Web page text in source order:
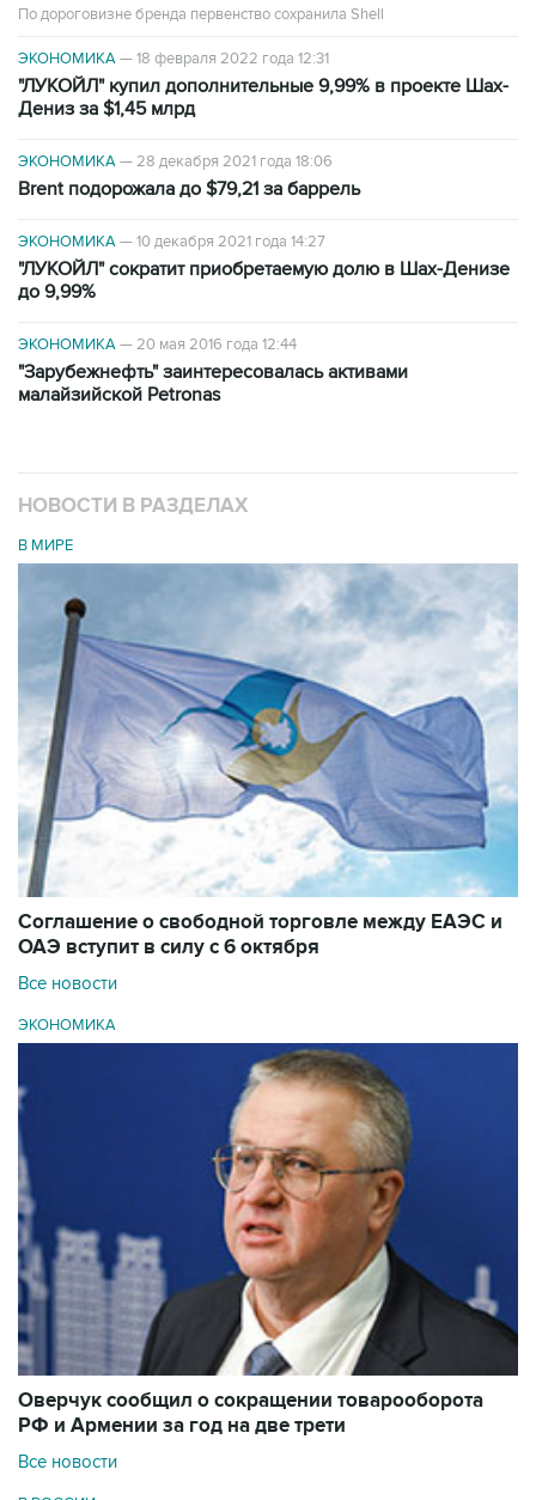
По дороговизне бренда первенство сохранила Shell
ЭКОНОМИКА—18 февраля 2022 года 12:31
"ЛУКОЙЛ" купил дополнительные 9,99% в проекте Шах-
Дениз за $1,45 млрд
ЭКОНОМИКА—28 декабря 2021 года 18:06
Brent подорожала до $79,21 за баррель
ЭКОНОМИКА—10 декабря 2021 года 14:27
"ЛУКОЙЛ" сократит приобретаемую долю в Шах-Денизе
до 9,99%
ЭКОНОМИКА—20 мая 2016 года 12:44
"Зарубежнефть" заинтересовалась активами
малайзийской Petronas
НОВОСТИ В РАЗДЕЛАХ
В МИРЕ
Соглашение о свободной торговле между ЕАЭС и
ОАЭ вступит в силу с 6 октября
Все новости
ЭКОНОМИКА
Оверчук сообщил о сокращении товарооборота
РФ и Армении за год на две трети
Все новости